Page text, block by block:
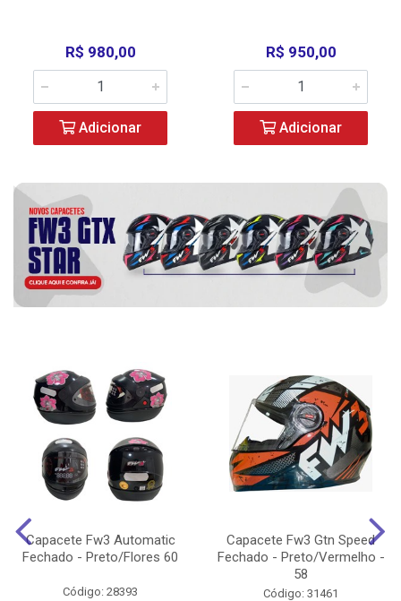
R$ 980,00
Adicionar
R$ 950,00
Adicionar
Capacete Fw3 Automatic
Fechado - Preto/Flores 60
Código: 28393
Capacete Fw3 Gtn Speed
Fechado - Preto/Vermelho -
58
Código: 31461